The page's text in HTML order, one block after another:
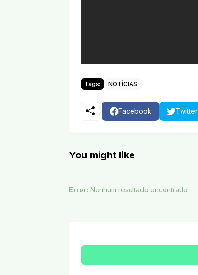
Tags: NOTÍCIAS
Facebook Twitter
You might like
Error: Nenhum resultado encontrado